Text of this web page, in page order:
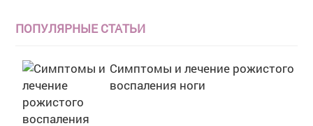
ПОПУЛЯРНЫЕ СТАТЬИ
Симптомы и лечение рожистого
воспаления ноги